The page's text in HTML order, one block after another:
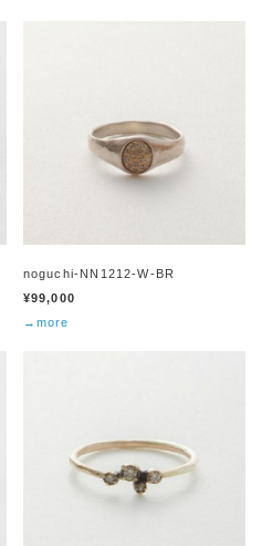
noguchi-NN1212-W-BR
¥99,000
→more